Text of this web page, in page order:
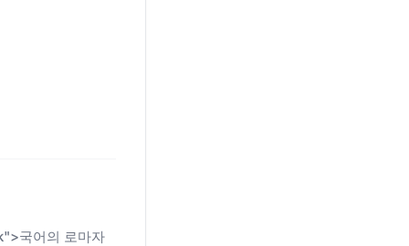
국어의 로마자